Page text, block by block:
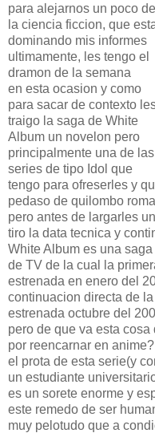
para alejarnos un poco de
la ciencia ficcion, que
dominando mis informes
ultimamente, les tengo el
dramon de la semana
en esta ocasion y como
para sacar de contexto
traigo la saga de White
Album un novelon pero
principalmente una de las
series de tipo Idol que
tengo para ofreserles y
pedaso de quilombo
pero antes de largarles
tiro la data tecnica y
White Album es una
de TV de la cual la
estrenada en enero del
continuacion directa de
estrenada octubre del
pero de que va esta
por reencarnar en anime?
el prota de esta serie(y
un estudiante
es un sorete enorme y
este remedo de ser
muy pelotudo que a